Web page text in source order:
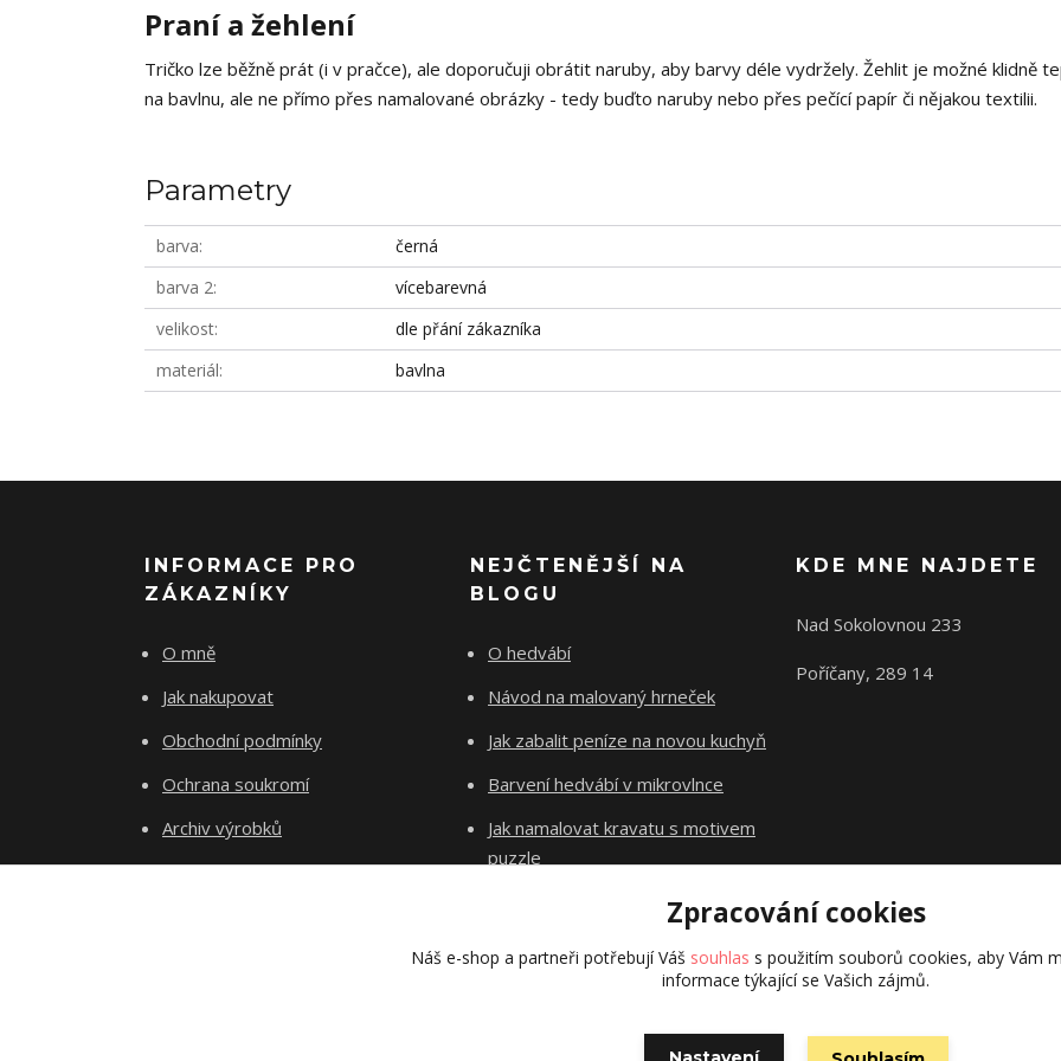
Praní a žehlení
Tričko lze běžně prát (i v pračce), ale doporučuji obrátit naruby, aby barvy déle vydržely. Žehlit je možné klidně
na bavlnu, ale ne přímo přes namalované obrázky - tedy buďto naruby nebo přes pečící papír či nějakou textilii.
Parametry
barva
černá
barva 2
vícebarevná
velikost
dle přání zákazníka
materiál
bavlna
INFORMACE PRO
ZÁKAZNÍKY
O mně
Jak nakupovat
Obchodní podmínky
Ochrana soukromí
Archiv výrobků
Kontakty
NEJČTENĚJŠÍ NA
BLOGU
O hedvábí
Návod na malovaný hrneček
Jak zabalit peníze na novou kuchyň
Barvení hedvábí v mikrovlnce
Jak namalovat kravatu s motivem
puzzle
KDE MNE NAJDETE
Nad Sokolovnou 233
Poříčany, 289 14
Původní stránky
Zpracování cookies
Náš e-shop a partneři potřebují Váš souhlas s použitím souborů cookies, aby Vám
informace týkající se Vašich zájmů.